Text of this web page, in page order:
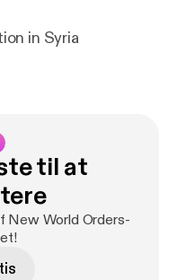
in Syria
til at
New World Orders-